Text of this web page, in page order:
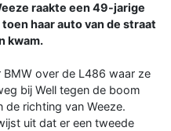
raakte een 49-jarige
haar auto van de straat
kwam.
BMW over de L486 waar ze
bij Well tegen de boom
richting van Weeze.
uit dat er een tweede